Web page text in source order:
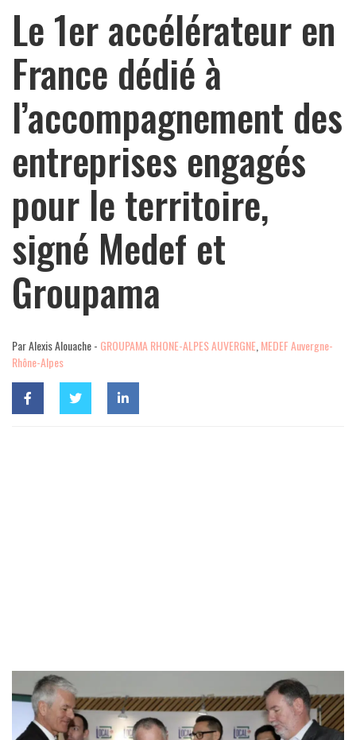
Le 1er accélérateur en
France dédié à
l’accompagnement des
entreprises engagés
pour le territoire,
signé Medef et
Groupama
Par Alexis Alouache - GROUPAMA RHONE-ALPES AUVERGNE MEDEF Auvergne-
Rhône-Alpes